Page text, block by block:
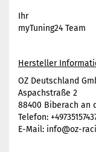
Ihr
myTuning24 Team
Hersteller
OZ Deutschland
Aspachstraße 2
88400 Biberach an
Telefon:
E-Mail: info@oz-